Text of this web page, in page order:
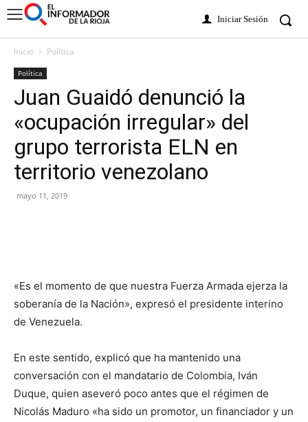
Iniciar Sesión
Inicio Política
Política
Juan Guaidó denunció la
«ocupación irregular» del
grupo terrorista ELN en
territorio venezolano
mayo 11, 2019
«Es el momento de que nuestra Fuerza Armada ejerza la
soberanía de la Nación», expresó el presidente interino
de Venezuela.
En este sentido, explicó que ha mantenido una
conversación con el mandatario de Colombia, Iván
Duque, quien aseveró poco antes que el régimen de
Nicolás Maduro «ha sido un promotor, un financiador y un